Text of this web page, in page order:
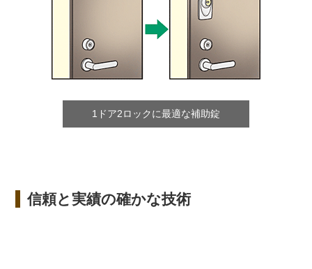
1ドア2ロックに最適な補助錠
信頼と実績の確かな技術